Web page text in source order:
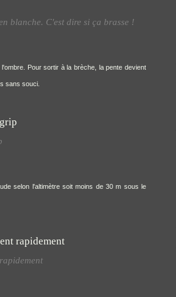
blanche. C'est dire si ça brasse !
Pour sortir à la brèche, la pente devient
sans souci.
selon l'altimètre soit moins de 30 m sous le